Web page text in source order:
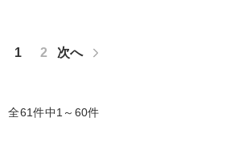
1 2 次へ
全61件中1～60件